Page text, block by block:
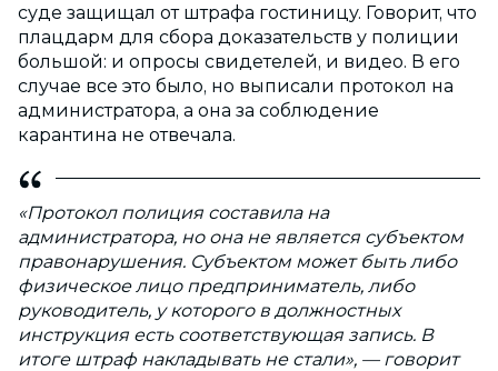
суде защищал от штрафа гостиницу. Говорит, что
плацдарм для сбора доказательств у полиции
большой: и опросы свидетелей, и видео. В его
случае все это было, но выписали протокол на
администратора, а она за соблюдение
карантина не отвечала.
«Протокол полиция составила на
администратора, но она не является субъектом
правонарушения. Субъектом может быть либо
физическое лицо предприниматель, либо
руководитель, у которого в должностных
инструкция есть соответствующая запись. В
итоге штраф накладывать не стали», — говорит